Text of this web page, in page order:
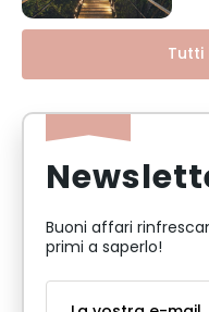
Tutti
Buoni affari
primi a saperlo!